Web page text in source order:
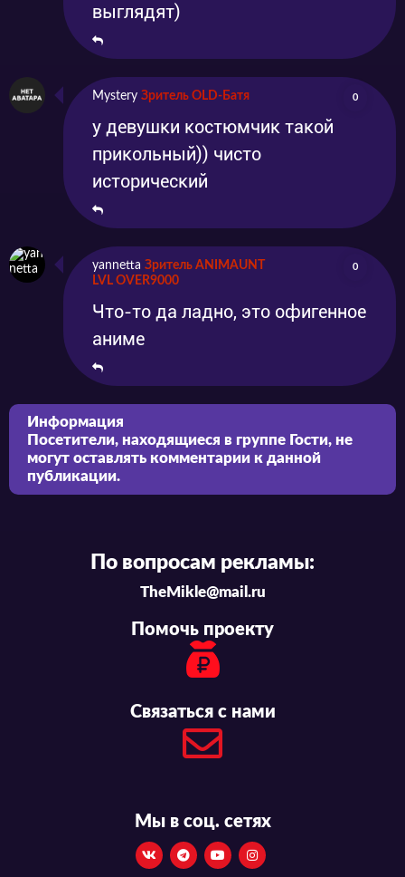
выглядят)
Mystery Зритель OLD-Батя 0
у девушки костюмчик такой
прикольный)) чисто
исторический
yannetta Зритель ANIMAUNT
LVL OVER9000
0
Что-то да ладно, это офигенное
аниме
Информация
Посетители, находящиеся в группе Гости, не
могут оставлять комментарии к данной
публикации.
По вопросам рекламы:
TheMikle@mail.ru
Помочь проекту
Связаться с нами
Мы в соц. сетях